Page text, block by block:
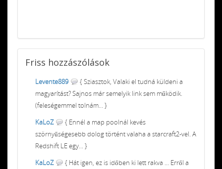
Friss hozzászólások
Levente889
{ Sziasztok, Valaki el tudná küldeni a
magyarítást? Sajnos már semelyik link sem működik.
(feleségemmel tolnám... }
KaLoZ
{ Ennél a map poolnál kevés
szörnyűségesebb dolog történt valaha a starcraft2-vel. A
Redshift LE egy... }
KaLoZ
{ Hát igen, ez is időben ki lett rakva ... Erről a